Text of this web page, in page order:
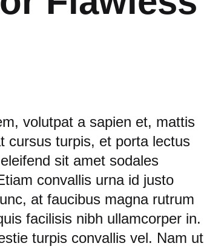
volutpat a sapien et, mattis
cursus turpis, et porta lectus
sit amet sodales
convallis urna id justo
at faucibus magna rutrum
facilisis nibh ullamcorper in.
turpis convallis vel. Nam ut